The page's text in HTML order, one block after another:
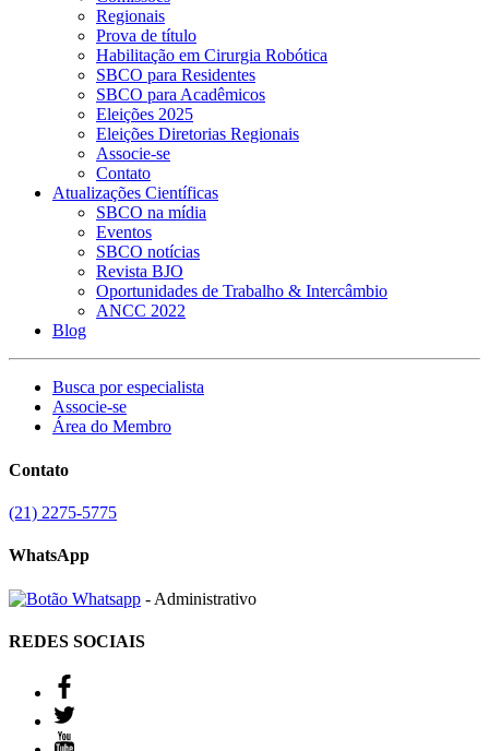
Regionais
Prova de título
Habilitação em Cirurgia Robótica
SBCO para Residentes
SBCO para Acadêmicos
Eleições 2025
Eleições Diretorias Regionais
Associe-se
Contato
Atualizações Científicas
SBCO na mídia
Eventos
SBCO notícias
Revista BJO
Oportunidades de Trabalho & Intercâmbio
ANCC 2022
Blog
Busca por especialista
Associe-se
Área do Membro
Contato
(21) 2275-5775
WhatsApp
- Administrativo
REDES SOCIAIS